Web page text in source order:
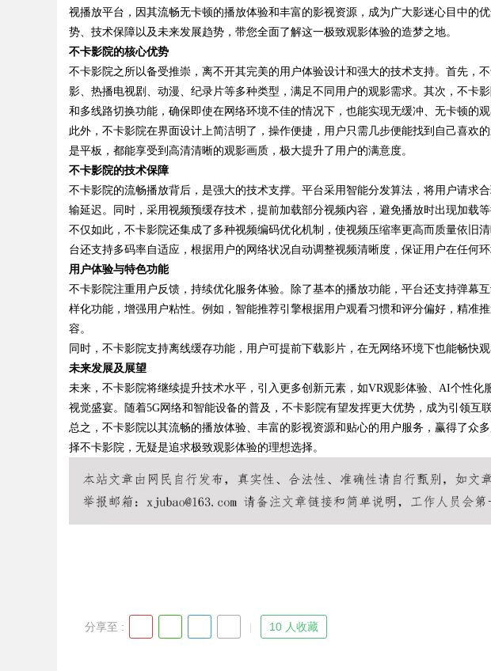
uz
!
Bo
视播放平台，因其流畅无卡顿的播放体验和丰富的影视资源，成为广大影迷心目中的
势、技术保障以及未来发展趋势，带您全面了解这一极致观影体验的造梦之地。
不卡影院的核心优势
不卡影院之所以备受推崇，离不开其完美的用户体验设计和强大的技术支持。首先，
影、热播电视剧、动漫、纪录片等多种类型，满足不同用户的观影需求。其次，不卡
和多线路切换功能，确保即使在网络环境不佳的情况下，也能实现无缓冲、无卡顿的观
此外，不卡影院在界面设计上简洁明了，操作便捷，用户只需几步便能找到自己喜欢
是平板，都能享受到高清清晰的观影画质，极大提升了用户的满意度。
不卡影院的技术保障
不卡影院的流畅播放背后，是强大的技术支撑。平台采用智能分发算法，将用户请求
输延迟。同时，采用视频预缓存技术，提前加载部分视频内容，避免播放时出现加载等
不仅如此，不卡影院还集成了多种视频编码优化机制，使视频压缩率更高而质量依旧
台还支持多码率自适应，根据用户的网络状况自动调整视频清晰度，保证用户在任何环
用户体验与特色功能
不卡影院注重用户反馈，持续优化服务体验。除了基本的播放功能，平台还支持弹幕
样化功能，增强用户粘性。例如，智能推荐引擎根据用户观看习惯和评分偏好，精准
容。
同时，不卡影院支持离线缓存功能，用户可提前下载影片，在无网络环境下也能畅快
未来发展及展望
未来，不卡影院将继续提升技术水平，引入更多创新元素，如VR观影体验、AI个性化
视觉盛宴。随着5G网络和智能设备的普及，不卡影院有望发挥更大优势，成为引领互
总之，不卡影院以其流畅的播放体验、丰富的影视资源和贴心的用户服务，赢得了众
择不卡影院，无疑是追求极致观影体验的理想选择。
分享至 : 10 人收藏
颜系女生的气质加分项